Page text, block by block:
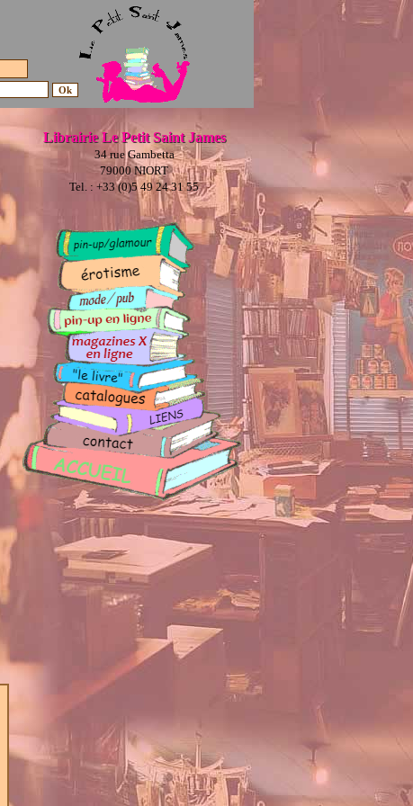
Librairie Le Petit Saint James
34 rue Gambetta
79000 NIORT
Tel. : +33 (0)5 49 24 31 55